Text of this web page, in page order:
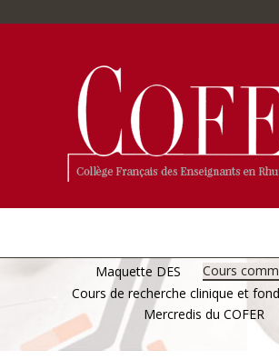
Maquette DES
Cours
Cours de recherche clinique et
Mercredis du COFER